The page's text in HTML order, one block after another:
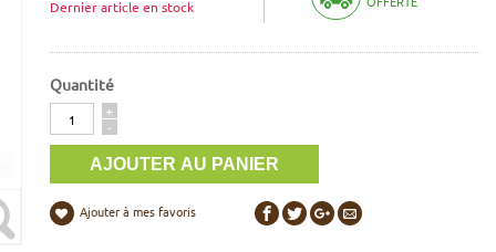
Dernier article en stock
Quantité
Quantité
+
-
Ajouter à mes favoris